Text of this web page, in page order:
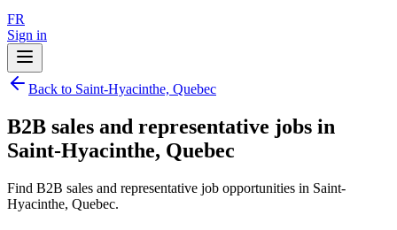
FR
Sign in
Back to Saint-Hyacinthe, Quebec
B2B sales and representative jobs in
Saint-Hyacinthe, Quebec
Find B2B sales and representative job opportunities in Saint-
Hyacinthe, Quebec.